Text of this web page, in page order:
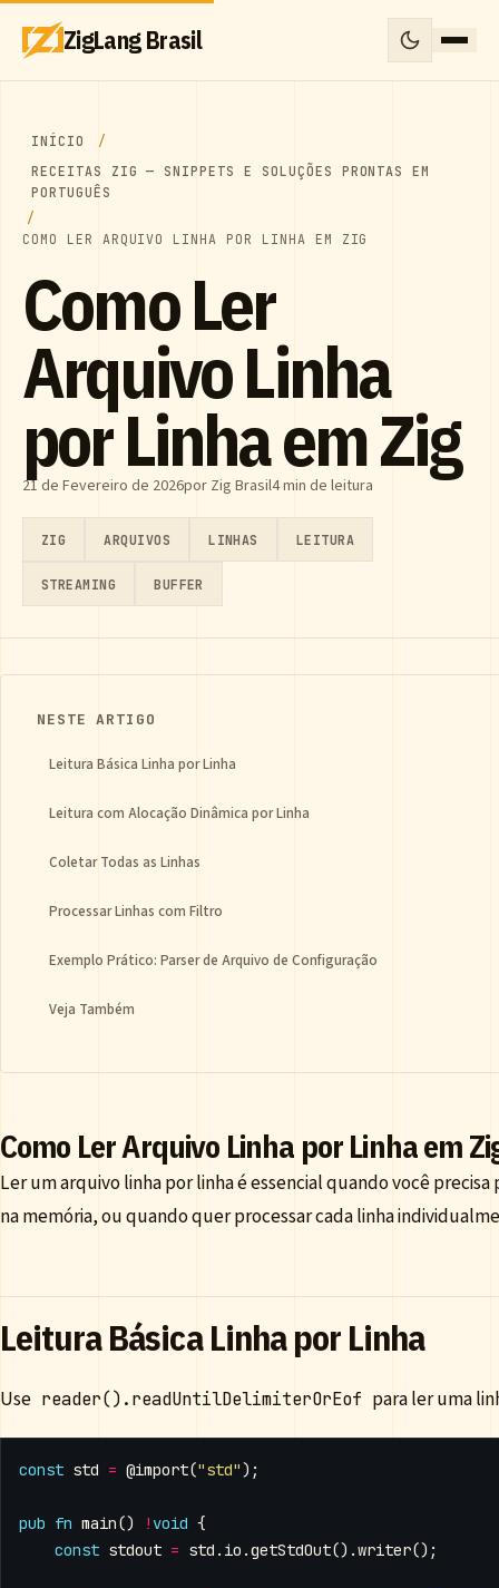
ZigLang Brasil
INÍCIO
RECEITAS ZIG — SNIPPETS E SOLUÇÕES PRONTAS EM
PORTUGUÊS
COMO LER ARQUIVO LINHA POR LINHA EM ZIG
Como Ler
Arquivo Linha
por Linha em Zig
21 de Fevereiro de 2026por Zig Brasil4 min de leitura
ZIG ARQUIVOS LINHAS LEITURA
STREAMING BUFFER
NESTE ARTIGO
Leitura Básica Linha por Linha
Leitura com Alocação Dinâmica por Linha
Coletar Todas as Linhas
Processar Linhas com Filtro
Exemplo Prático: Parser de Arquivo de Configuração
Veja Também
Como Ler Arquivo Linha por Linha em
Ler um arquivo linha por linha é essencial quando você
na memória, ou quando quer processar cada linha
Leitura Básica Linha por Linha
Use reader().readUntilDelimiterOrEof para ler uma
const std = @import("std");
pub fn main() ! void {
const stdout = std . io .getStdOut().writer();